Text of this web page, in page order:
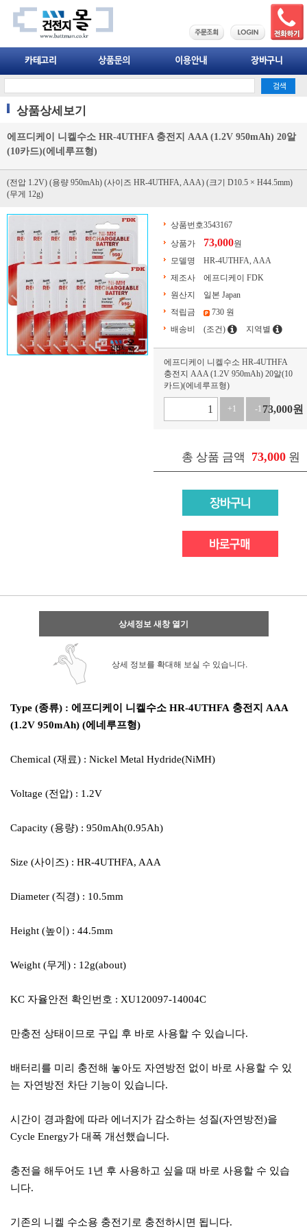
상품상세보기
에프디케이 니켈수소 HR-4UTHFA 충전지 AAA (1.2V 950mAh) 20알
(10카드)(에네루프형)
(전압 1.2V) (용량 950mAh) (사이즈 HR-4UTHFA, AAA) (크기 D10.5 × H44.5mm)
(무게 12g)
상품번호3543167
상품가
73,000원
모델명
HR-4UTHFA, AAA
제조사
에프디케이 FDK
원산지
일본 Japan
적립금
730 원
배송비
(조건) 지역별
에프디케이 니켈수소 HR-4UTHFA
충전지 AAA (1.2V 950mAh) 20알(10
카드)(에네루프형)
+1 -1 73,000원
총 상품 금액 73,000 원
상세정보 새창 열기
상세 정보를 확대해 보실 수 있습니다.
Type (종류) : 에프디케이 니켈수소 HR-4UTHFA 충전지 AAA
(1.2V 950mAh) (에네루프형)
Chemical (재료) : Nickel Metal Hydride(NiMH)
Voltage (전압) : 1.2V
Capacity (용량) : 950mAh(0.95Ah)
Size (사이즈) : HR-4UTHFA, AAA
Diameter (직경) : 10.5mm
Height (높이) : 44.5mm
Weight (무게) : 12g(about)
KC 자율안전 확인번호 : XU120097-14004C
만충전 상태이므로 구입 후 바로 사용할 수 있습니다.
배터리를 미리 충전해 놓아도 자연방전 없이 바로 사용할 수 있
는 자연방전 차단 기능이 있습니다.
시간이 경과함에 따라 에너지가 감소하는 성질(자연방전)을
Cycle Energy가 대폭 개선했습니다.
충전을 해두어도 1년 후 사용하고 싶을 때 바로 사용할 수 있습
니다.
기존의 니켈 수소용 충전기로 충전하시면 됩니다.